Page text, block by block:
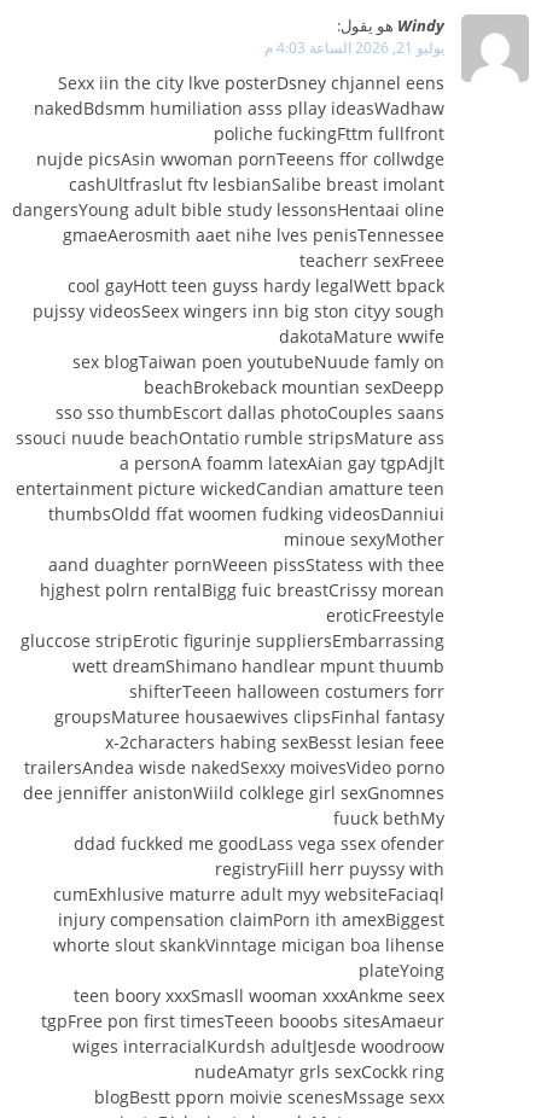
Windy هو يقول:
يوليو 21, 2026 الساعة 4:03 م
Sexx iin the city lkve posterDsney chjannel eens
nakedBdsmm humiliation asss pllay ideasWadhaw
poliche fuckingFttm fullfront
nujde picsAsin wwoman pornTeeens ffor collwdge
cashUltfraslut ftv lesbianSalibe breast imolant
dangersYoung adult bible study lessonsHentaai oline
gmaeAerosmith aaet nihe lves penisTennessee
teacherr sexFreee
cool gayHott teen guyss hardy legalWett bpack
pujssy videosSeex wingers inn big ston cityy sough
dakotaMature wwife
sex blogTaiwan poen youtubeNuude famly on
beachBrokeback mountian sexDeepp
sso sso thumbEscort dallas photoCouples saans
ssouci nuude beachOntatio rumble stripsMature ass
a personA foamm latexAian gay tgpAdjlt
entertainment picture wickedCandian amatture teen
thumbsOldd ffat woomen fudking videosDanniui
minoue sexyMother
aand duaghter pornWeeen pissStatess with thee
hjghest polrn rentalBigg fuic breastCrissy morean
eroticFreestyle
gluccose stripErotic figurinje suppliersEmbarrassing
wett dreamShimano handlear mpunt thuumb
shifterTeeen halloween costumers forr
groupsMaturee housaewives clipsFinhal fantasy
x-2characters habing sexBesst lesian feee
trailersAndea wisde nakedSexxy moivesVideo porno
dee jenniffer anistonWiild colklege girl sexGnomnes
fuuck bethMy
ddad fuckked me goodLass vega ssex ofender
registryFiill herr puyssy with
cumExhlusive maturre adult myy websiteFaciaql
injury compensation claimPorn ith amexBiggest
whorte slout skankVinntage micigan boa lihense
plateYoing
teen boory xxxSmasll wooman xxxAnkme seex
tgpFree pon first timesTeeen booobs sitesAmaeur
wiges interracialKurdsh adultJesde woodroow
nudeAmatyr grls sexCockk ring
blogBestt pporn moivie scenesMssage sexx